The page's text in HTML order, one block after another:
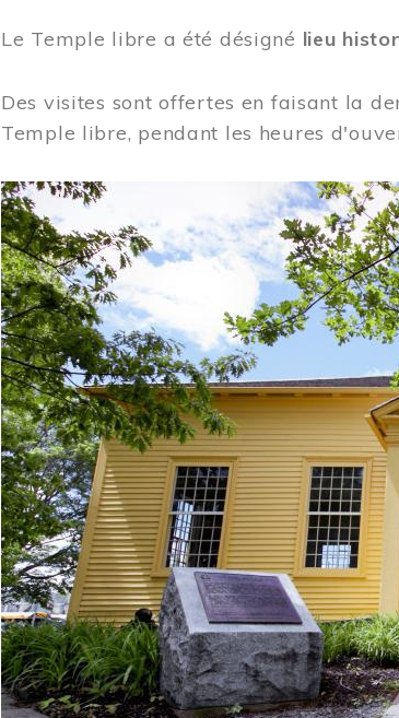
Le Temple libre a été désigné lieu
Des visites sont offertes en faisant la
Temple libre, pendant les heures
Image